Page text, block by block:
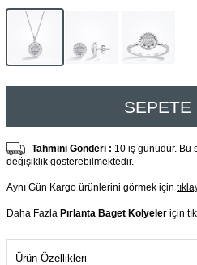
SEPETE
Tahmini Gönderi : 10 iş günüdür. Bu
değişiklik gösterebilmektedir.
Aynı Gün Kargo ürünlerini görmek için
Daha Fazla Pırlanta Baget Kolyeler için
Ürün Özellikleri